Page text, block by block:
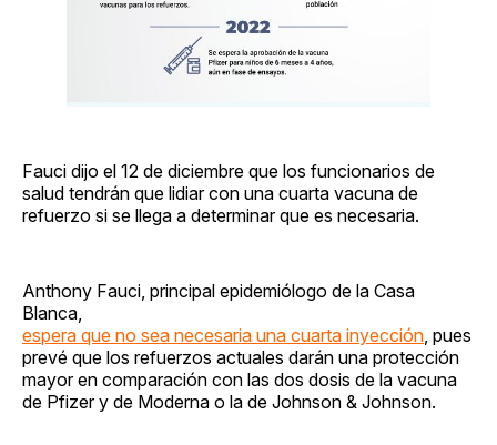
Fauci dijo el 12 de diciembre que los funcionarios de
salud tendrán que lidiar con una cuarta vacuna de
refuerzo si se llega a determinar que es necesaria.
Anthony Fauci, principal epidemiólogo de la Casa
Blanca,
espera que no sea necesaria una cuarta inyección , pues
prevé que los refuerzos actuales darán una protección
mayor en comparación con las dos dosis de la vacuna
de Pfizer y de Moderna o la de Johnson & Johnson.